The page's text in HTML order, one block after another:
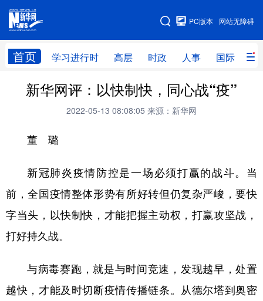
网站无障碍
PC版本
首页 学习进行时 高层 时政 人事 国际 财
网站地图
学习进行时 高层 时政 人事
财经 网评
台湾
文化 书画 健康 军事
访谈 视频 图片 政务
法律
学术中国 乡村振兴 银龄 溯源中国
新华网评：以快制快，同心战“疫”
2022-05-13 08:08:05 来源：新华网
董 璐
新冠肺炎疫情防控是一场必须打赢的战斗。当
前，全国疫情整体形势有所好转但仍复杂严峻，要快
字当头，以快制快，才能把握主动权，打赢攻坚战，
打好持久战。
与病毒赛跑，就是与时间竞速，发现越早，处置
越快，才能及时切断疫情传播链条。从德尔塔到奥密